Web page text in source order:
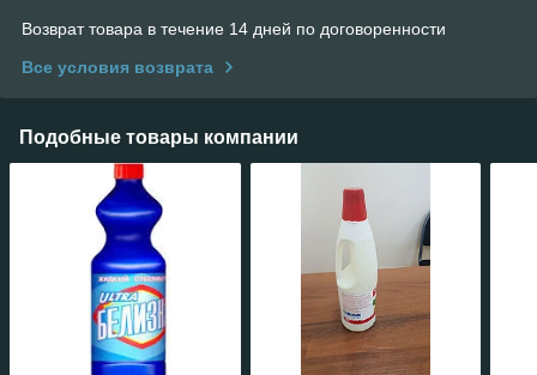
Возврат товара в течение 14 дней по договоренности
Все условия возврата
Подобные товары компании